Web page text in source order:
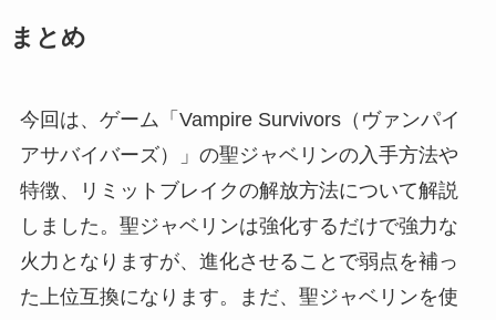
まとめ
今回は、ゲーム「Vampire Survivors（ヴァンパイ
アサバイバーズ）」の聖ジャベリンの入手方法や
特徴、リミットブレイクの解放方法について解説
しました。聖ジャベリンは強化するだけで強力な
火力となりますが、進化させることで弱点を補っ
た上位互換になります。まだ、聖ジャベリンを使